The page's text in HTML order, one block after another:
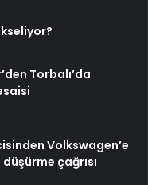
Torbalı’da
Volkswagen’e
çağrısı